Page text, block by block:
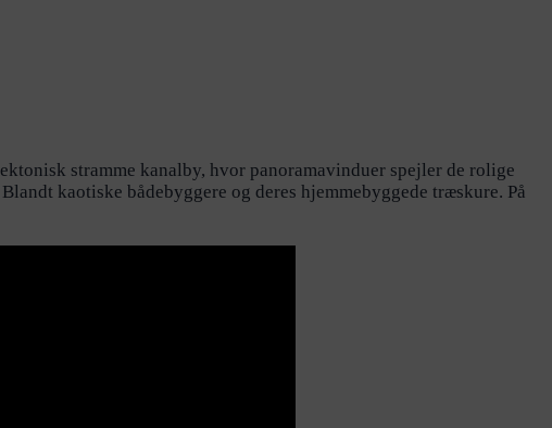
stramme kanalby, hvor panoramavinduer spejler de rolige
kaotiske bådebyggere og deres hjemmebyggede træskure. På